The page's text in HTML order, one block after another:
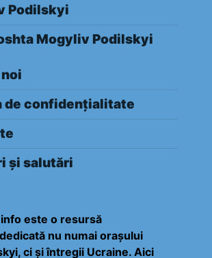
Podilskyi
Mogyliv Podilskyi
de confidențialitate
și salutări
este o resursă
nu numai orașului
ci și întregii Ucraine. Aici